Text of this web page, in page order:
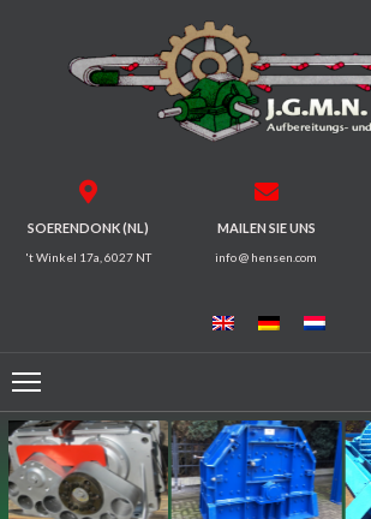
SOERENDONK (NL)
't Winkel 17a, 6027 NT
MAILEN SIE UNS
info @ hensen.com
MAGNETSYSTEME
FÖRDERBÄNDER
ELEKTROMOTOREN
GETRIEBE